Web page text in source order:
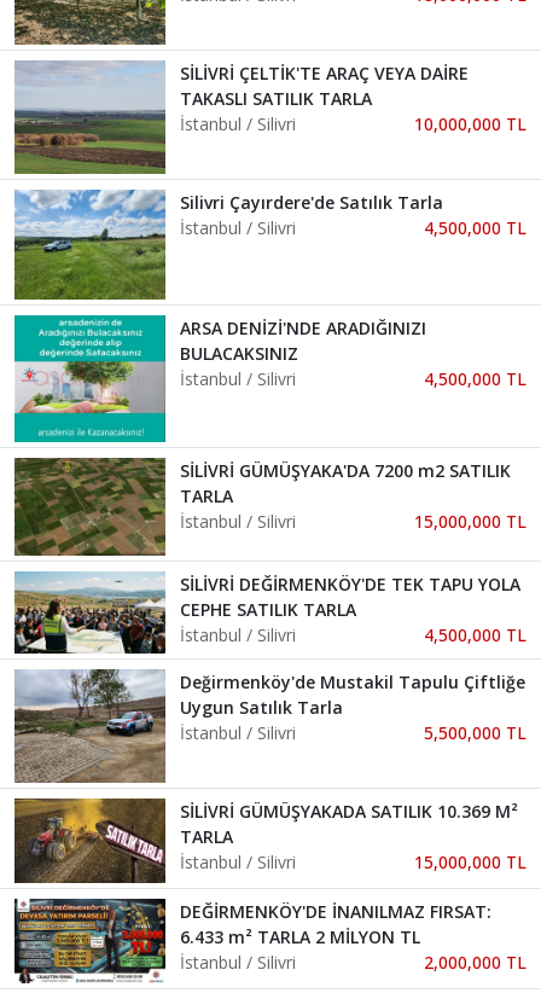
SİLİVRİ ÇELTİK'TE ARAÇ VEYA DAİRE
TAKASLI SATILIK TARLA
İstanbul / Silivri
10,000,000 TL
Silivri Çayırdere'de Satılık Tarla
İstanbul / Silivri
4,500,000 TL
ARSA DENİZİ'NDE ARADIĞINIZI
BULACAKSINIZ
İstanbul / Silivri
4,500,000 TL
SİLİVRİ GÜMÜŞYAKA'DA 7200 m2 SATILIK
TARLA
İstanbul / Silivri
15,000,000 TL
SİLİVRİ DEĞİRMENKÖY'DE TEK TAPU YOLA
CEPHE SATILIK TARLA
İstanbul / Silivri
4,500,000 TL
Değirmenköy'de Mustakil Tapulu Çiftliğe
Uygun Satılık Tarla
İstanbul / Silivri
5,500,000 TL
SİLİVRİ GÜMÜŞYAKADA SATILIK 10.369 M²
TARLA
İstanbul / Silivri
15,000,000 TL
DEĞİRMENKÖY'DE İNANILMAZ FIRSAT:
6.433 m² TARLA 2 MİLYON TL
İstanbul / Silivri
2,000,000 TL